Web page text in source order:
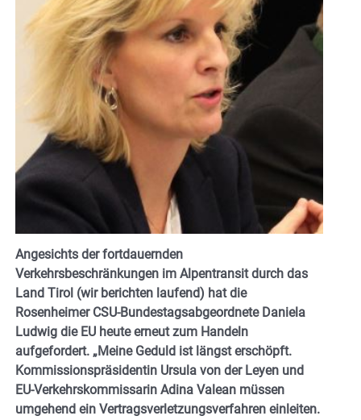
Angesichts der fortdauernden
Verkehrsbeschränkungen im Alpentransit durch das
Land Tirol (wir berichten laufend) hat die
Rosenheimer CSU-Bundestagsabgeordnete Daniela
Ludwig die EU heute erneut zum Handeln
aufgefordert. „Meine Geduld ist längst erschöpft.
Kommissionspräsidentin Ursula von der Leyen und
EU-Verkehrskommissarin Adina Valean müssen
umgehend ein Vertragsverletzungsverfahren einleiten.